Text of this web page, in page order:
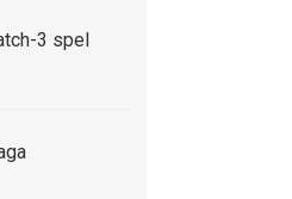
3 spel